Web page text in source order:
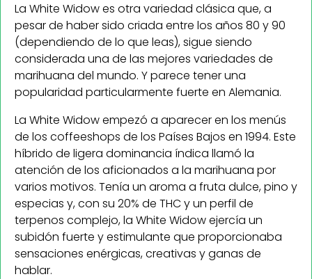
La White Widow es otra variedad clásica que, a
pesar de haber sido criada entre los años 80 y 90
(dependiendo de lo que leas), sigue siendo
considerada una de las mejores variedades de
marihuana del mundo. Y parece tener una
popularidad particularmente fuerte en Alemania.
La White Widow empezó a aparecer en los menús
de los coffeeshops de los Países Bajos en 1994. Este
híbrido de ligera dominancia índica llamó la
atención de los aficionados a la marihuana por
varios motivos. Tenía un aroma a fruta dulce, pino y
especias y, con su 20% de THC y un perfil de
terpenos complejo, la White Widow ejercía un
subidón fuerte y estimulante que proporcionaba
sensaciones enérgicas, creativas y ganas de
hablar.